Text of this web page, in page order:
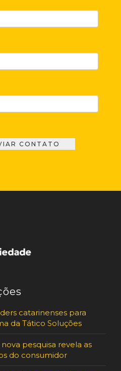
catarinenses para
da Tático Soluções
pesquisa revela as
do consumidor